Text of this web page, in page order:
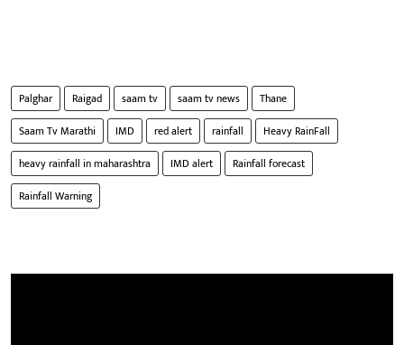
Palghar Raigad saam tv saam tv news
Thane
Saam Tv Marathi
IMD red alert rainfall
Heavy RainFall
heavy rainfall in maharashtra
IMD alert
Rainfall forecast
Rainfall Warning